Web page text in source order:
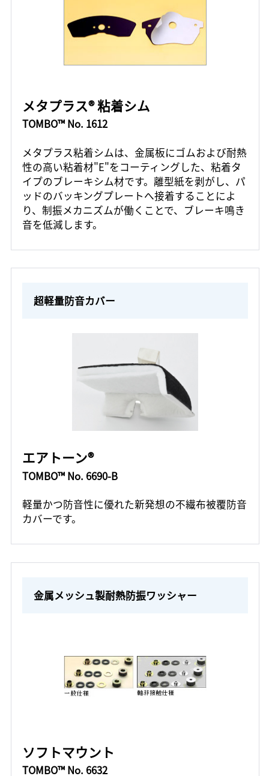
メタプラス® 粘着シム
TOMBO™ No. 1612
メタプラス粘着シムは、金属板にゴムおよび耐熱
性の高い粘着材"E"をコーティングした、粘着タ
イプのブレーキシム材です。離型紙を剥がし、パ
ッドのバッキングプレートへ接着することによ
り、制振メカニズムが働くことで、ブレーキ鳴き
音を低減します。
超軽量防音カバー
エアトーン®
TOMBO™ No. 6690-B
軽量かつ防音性に優れた新発想の不繊布被覆防音
カバーです。
金属メッシュ製耐熱防振ワッシャー
ソフトマウント
TOMBO™ No. 6632